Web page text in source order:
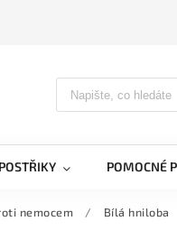
POMOCNÉ
nemocem / Bílá hniloba